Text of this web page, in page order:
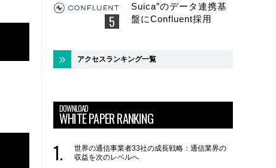
Suica”のデータ連携基
盤にConfluent採用
アクセスランキング一覧
DOWNLOAD
WHITE PAPER RANKING
世界の通信事業者33社の成長戦略：通信業界の
収益を次のレベルへ